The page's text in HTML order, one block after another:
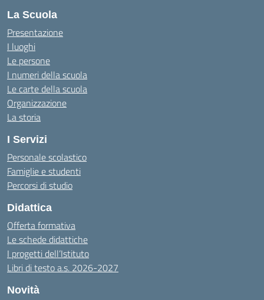
La Scuola
Presentazione
I luoghi
Le persone
I numeri della scuola
Le carte della scuola
Organizzazione
La storia
I Servizi
Personale scolastico
Famiglie e studenti
Percorsi di studio
Didattica
Offerta formativa
Le schede didattiche
I progetti dell’Istituto
Libri di testo a.s. 2026-2027
Novità